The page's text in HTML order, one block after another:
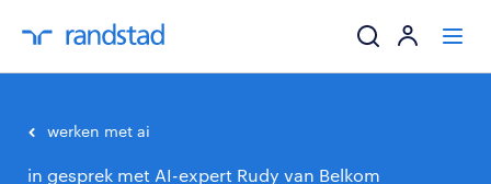
werken met ai
in gesprek met AI-expert Rudy van Belkom